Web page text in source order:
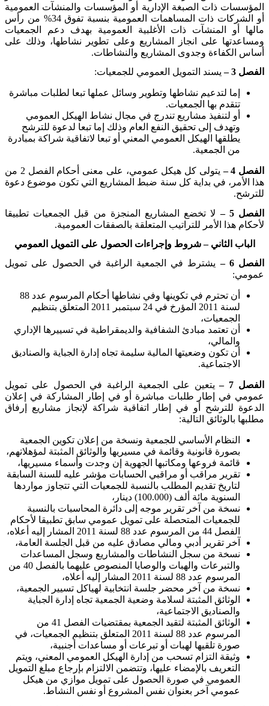
المؤسسات ذات الصبغة الإدارية أو المؤسسات والمنشآت العمومية
أو الشركات ذات المساهمات العمومية بنسبة تفوق 34% من رأس
مالها أو المنشآت ذات الأغلبية العمومية بهدف دعم الجمعيات
ومساعدتها على انجاز المشاريع وعلى تطوير نشاطها، وذلك على
أساس الكفاءة وجدوى المشاريع والنشاطات.
الفصل 3 –
يسند التمويل العمومي للجمعيات:
إما لتدعيم نشاطها وتطوير وسائل عملها تبعا لطلبات مباشرة
تتقدم بها الجمعيات.
أو لتنفيذ مشاريع تندرج في مجال نشاط الهيكل العمومي
وتهدف إلى تحقيق النفع العام وذلك إما تبعا لدعوة للترشح
يطلقها الهيكل العمومي المعني أو تبعا لاتفاقية شراكة بمبادرة
من الجمعية.
الفصل 4 –
يتولى كل هيكل عمومي، على معنى أحكام الفصل 2 من
هذا الأمر، في بداية كل سنة ضبط المشاريع التي تكون موضوع دعوة
للترشح.
الفصل 5 –
لا تخضع المشاريع المنجزة من قبل الجمعيات تطبيقا
لأحكام هذا الأمر للتراتيب المتعلقة بالصفقات العمومية.
الباب الثاني – شروط وإجراءات الحصول على التمويل العمومي
الفصل 6 –
يشترط في الجمعية الراغبة في الحصول على تمويل
عمومي:
أن تحترم في تكوينها وفي نشاطها أحكام المرسوم عدد 88
لسنة 2011 المؤرخ في 24 سبتمبر 2011 المتعلق بتنظيم
الجمعيات،
أن تعتمد مبادئ الشفافية والديمقراطية في تسييرها الإداري
والمالي،
أن تكون وضعيتها المالية سليمة تجاه إدارة الجباية والصناديق
الاجتماعية.
الفصل 7 –
يتعين على الجمعية الراغبة في الحصول على تمويل
عمومي في إطار طلبات مباشرة أو في إطار المشاركة في إعلان
الدعوة للترشح أو في إطار اتفاقية شراكة لإنجاز مشاريع إرفاق
مطلبها بالوثائق التالية:
النظام الأساسي للجمعية ونسخة من إعلان تكوين الجمعية
بصورة قانونية وقائمة في مسيريها والوثائق المثبتة لمؤهلاتهم،
قائمة فروعها ومكاتبها الجهوية إن وجدت وأسماء مسيريها،
تقرير مراقب أو مراقبي الحسابات مؤشر عليه للسنة السابقة
لتاريخ تقديم المطلب بالنسبة للجمعيات التي تتجاوز مواردها
السنوية مائة ألف (100.000) دينار،
نسخة من آخر تقرير موجه إلى دائرة المحاسبات بالنسبة
للجمعيات المتحصلة على تمويل عمومي سابق تطبيقا لأحكام
الفصل 44 من المرسوم عدد 88 لسنة 2011 المشار إليه أعلاه،
آخر تقرير أدبي ومالي مصادق عليه من قبل الجلسة العامة،
نسخة من سجل النشاطات والمشاريع وسجل المساعدات
والتبرعات والهبات والوصايا المنصوص عليهما بالفصل 40 من
المرسوم عدد 88 لسنة 2011 المشار إليه أعلاه،
نسخة من آخر محضر جلسة انتخابية لهياكل تسيير الجمعية،
الوثائق المثبتة لسلامة وضعية الجمعية تجاه إدارة الجباية
والصناديق الاجتماعية،
الوثائق المثبتة لتقيد الجمعية بمقتضيات الفصل 41 من
المرسوم عدد 88 لسنة 2011 المتعلق بتنظيم الجمعيات، في
صورة تلقيها لهبات أو تبرعات أو مساعدات أجنبية،
وثيقة التزام تسحب من إدارة الهيكل العمومي المعني، ويتم
التعريف بالإمضاء عليها، وتتضمن الالتزام بإرجاع مبلغ التمويل
العمومي في صورة الحصول على تمويل موازي من هيكل
عمومي آخر بعنوان نفس المشروع أو نفس النشاط.